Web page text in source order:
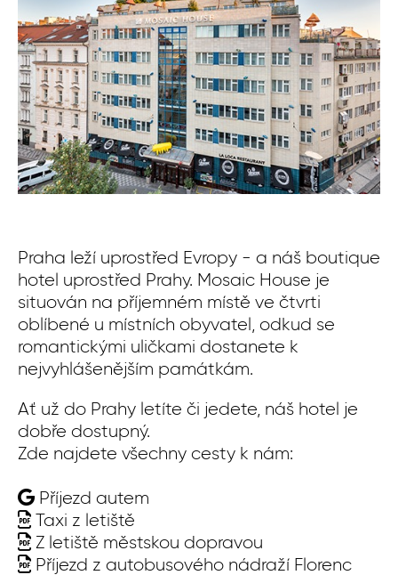
Praha leží uprostřed Evropy - a náš boutique
hotel uprostřed Prahy. Mosaic House je
situován na příjemném místě ve čtvrti
oblíbené u místních obyvatel, odkud se
romantickými uličkami dostanete k
nejvyhlášenějším památkám.
Ať už do Prahy letíte či jedete, náš hotel je
dobře dostupný.
Zde najdete všechny cesty k nám:
Příjezd autem
Taxi z letiště
Z letiště městskou dopravou
Příjezd z autobusového nádraží Florenc